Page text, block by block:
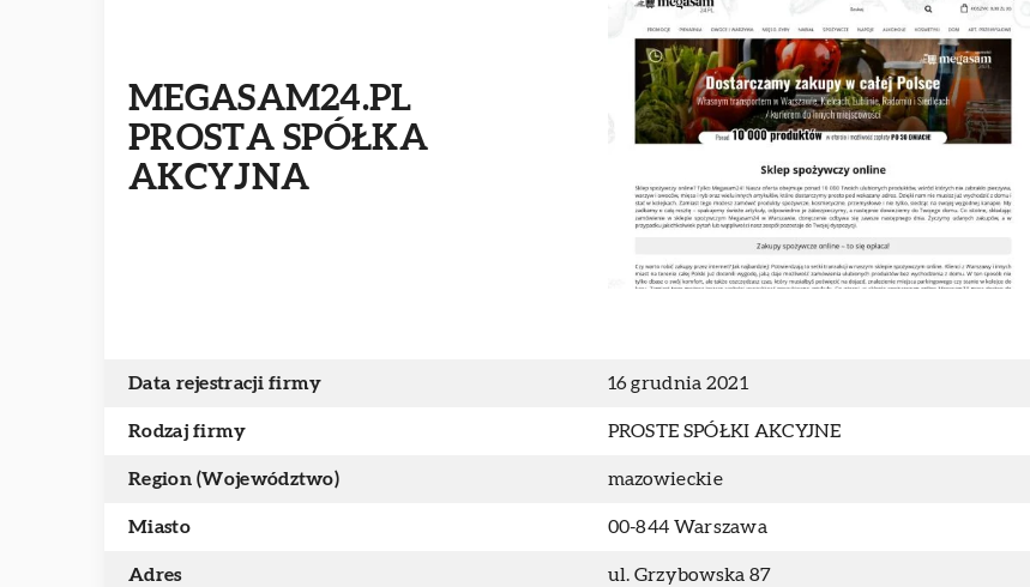
MEGASAM24.PL
PROSTA SPÓŁKA
AKCYJNA
Data rejestracji firmy 16 grudnia 2021
Rodzaj firmy PROSTE SPÓŁKI AKCYJNE
Region (Województwo) mazowieckie
Miasto 00-844 Warszawa
Adres ul. Grzybowska 87